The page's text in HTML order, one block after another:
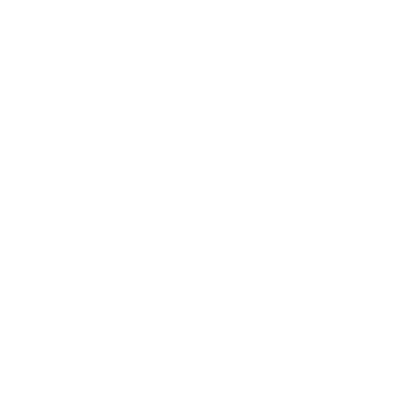
de gratis whitepaper
met je op voor de inrichting en